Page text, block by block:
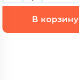
В корзину